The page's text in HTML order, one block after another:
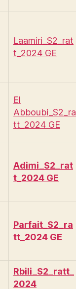
Laamiri_S2_rat
t_2024 GE
El
Abboubi_S2_ra
tt_2024 GE
Adimi_S2_rat
t_2024 GE
Parfait_S2_ra
tt_2024 GE
Rbili_S2_ratt_
2024